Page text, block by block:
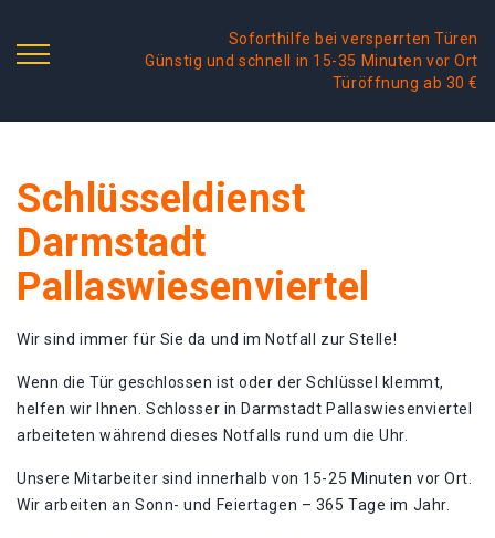
Soforthilfe bei versperrten Türen
Günstig und schnell in 15-35 Minuten vor Ort
Türöffnung ab 30 €
Schlüsseldienst
Darmstadt
Pallaswiesenviertel
Wir sind immer für Sie da und im Notfall zur Stelle!
Wenn die Tür geschlossen ist oder der Schlüssel klemmt,
helfen wir Ihnen. Schlosser in Darmstadt Pallaswiesenviertel
arbeiteten während dieses Notfalls rund um die Uhr.
Unsere Mitarbeiter sind innerhalb von 15-25 Minuten vor Ort.
Wir arbeiten an Sonn- und Feiertagen – 365 Tage im Jahr.